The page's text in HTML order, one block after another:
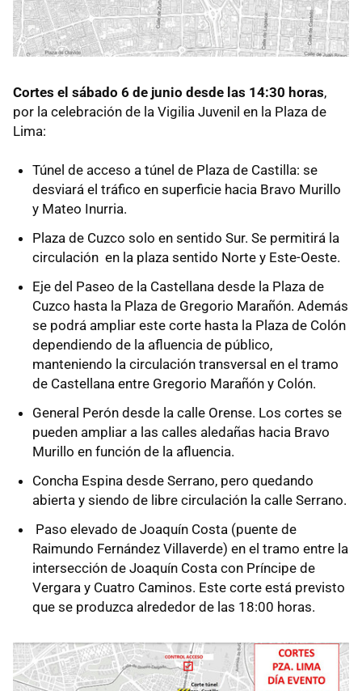
Cortes el sábado 6 de junio desde las 14:30 horas,
por la celebración de la Vigilia Juvenil en la Plaza de
Lima:
Túnel de acceso a túnel de Plaza de Castilla: se
desviará el tráfico en superficie hacia Bravo Murillo
y Mateo Inurria.
Plaza de Cuzco solo en sentido Sur. Se permitirá la
circulación en la plaza sentido Norte y Este-Oeste.
Eje del Paseo de la Castellana desde la Plaza de
Cuzco hasta la Plaza de Gregorio Marañón. Además
se podrá ampliar este corte hasta la Plaza de Colón
dependiendo de la afluencia de público,
manteniendo la circulación transversal en el tramo
de Castellana entre Gregorio Marañón y Colón.
General Perón desde la calle Orense. Los cortes se
pueden ampliar a las calles aledañas hacia Bravo
Murillo en función de la afluencia.
Concha Espina desde Serrano, pero quedando
abierta y siendo de libre circulación la calle Serrano.
Paso elevado de Joaquín Costa (puente de
Raimundo Fernández Villaverde) en el tramo entre la
intersección de Joaquín Costa con Príncipe de
Vergara y Cuatro Caminos. Este corte está previsto
que se produzca alrededor de las 18:00 horas.